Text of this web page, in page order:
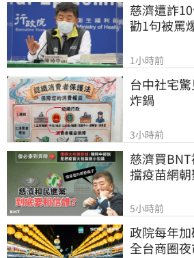
慈濟遭詐
勸1句被罵
1小時前
台中社宅
炸鍋
3小時前
慈濟買
擋疫苗網朝
5小時前
政院每年
全台商圈夜